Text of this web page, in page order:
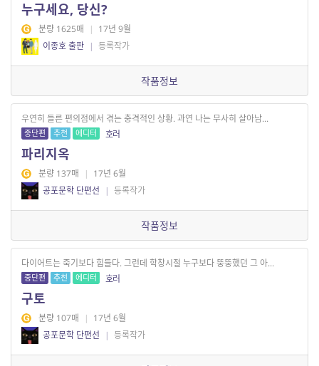
누구세요, 당신?
분량 1625매 | 17년 9월
이종호 출판 | 등록작가
작품정보
우연히 들른 편의점에서 겪는 충격적인 상황. 과연 나는 무사히 살아남...
중단편 추천 에디터 호러
파리지옥
분량 137매 | 17년 6월
공포문학 단편선
| 등록작가
작품정보
다이어트는 죽기보다 힘들다. 그런데 학창시절 누구보다 뚱뚱했던 그 아...
중단편 추천 에디터 호러
구토
분량 107매 | 17년 6월
공포문학 단편선
| 등록작가